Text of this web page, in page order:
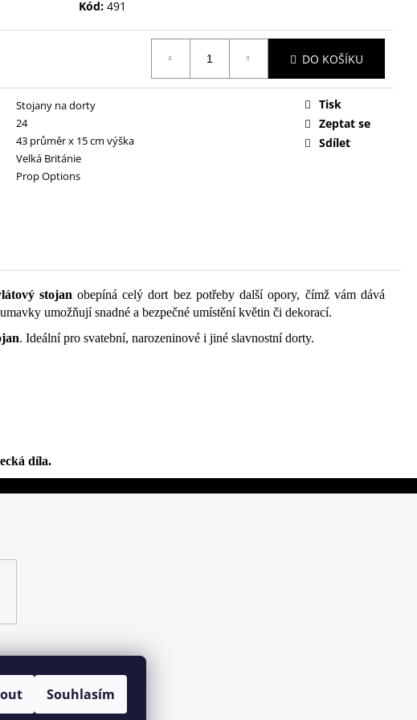
Souhlasím
Kód: 491
DO KOŠÍKU
Stojany na dorty
24
43 průměr x 15 cm výška
Velká Británie
Prop Options
Tisk
Zeptat se
Sdílet
stojan obepíná celý dort bez potřeby další opory, čímž vám dává
umožňují snadné a bezpečné umístění květin či dekorací.
. Ideální pro svatební, narozeninové i jiné slavnostní dorty.
díla.
Cakes